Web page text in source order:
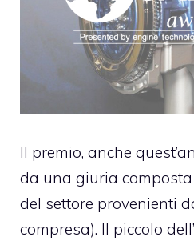
Il premio, anche
da una giuria
del settore provenienti
compresa). Il piccolo